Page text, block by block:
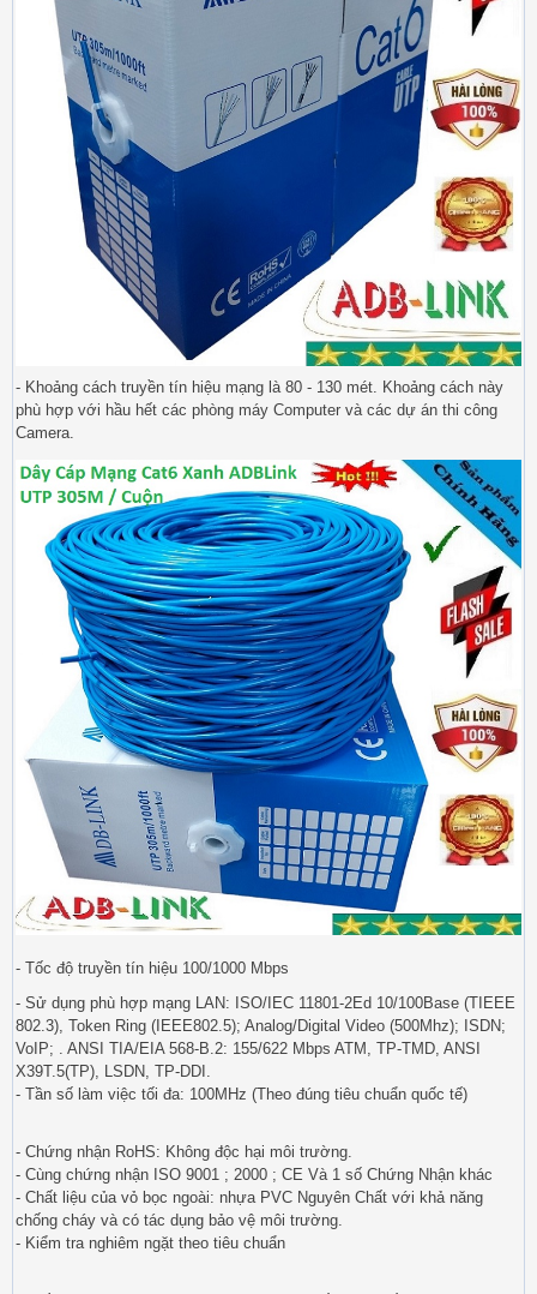
- Khoảng cách truyền tín hiệu mạng là 80 - 130 mét. Khoảng cách này
phù hợp với hầu hết các phòng máy Computer và các dự án thi công
Camera.
- Tốc độ truyền tín hiệu 100/1000 Mbps
- Sử dụng phù hợp mạng LAN: ISO/IEC 11801-2Ed 10/100Base (TIEEE
802.3), Token Ring (IEEE802.5); Analog/Digital Video (500Mhz); ISDN;
VoIP; . ANSI TIA/EIA 568-B.2: 155/622 Mbps ATM, TP-TMD, ANSI
X39T.5(TP), LSDN, TP-DDI.
- Tần số làm việc tối đa: 100MHz (Theo đúng tiêu chuẩn quốc tế)
- Chứng nhận RoHS: Không độc hại môi trường.
- Cùng chứng nhận ISO 9001 ; 2000 ; CE Và 1 số Chứng Nhận khác
- Chất liệu của vỏ bọc ngoài: nhựa PVC Nguyên Chất với khả năng
chống cháy và có tác dụng bảo vệ môi trường.
- Kiểm tra nghiêm ngặt theo tiêu chuẩn